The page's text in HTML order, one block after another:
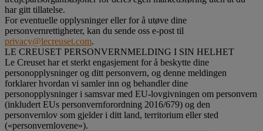
har gitt tillatelse.
For eventuelle opplysninger eller for å utøve dine
personvernrettigheter, kan du sende oss e-post til
privacy@lecreuset.com.
LE CREUSET PERSONVERNMELDING I SIN HELHET
Le Creuset har et sterkt engasjement for å beskytte dine
personopplysninger og ditt personvern, og denne meldingen
forklarer hvordan vi samler inn og behandler dine
personopplysninger i samsvar med EU-lovgivningen om personvern
(inkludert EUs personvernforordning 2016/679) og den
personvernlov som gjelder i ditt land, territorium eller sted
(«personvernlovene»).